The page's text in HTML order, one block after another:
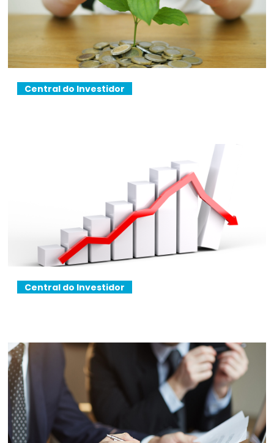
Central do Investidor
Central do Investidor